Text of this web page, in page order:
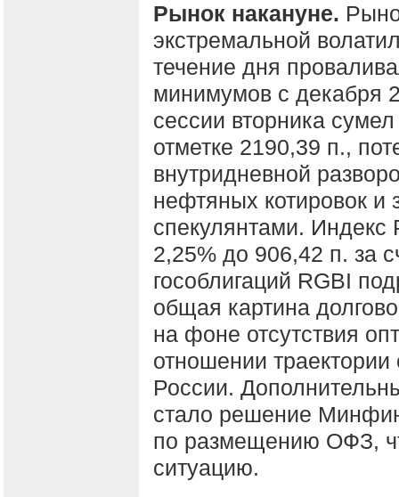
Рынок накануне.
экстремальной
течение дня
минимумов с декабря
сессии вторника
отметке 2190,39 п.,
внутридневной
нефтяных котировок и
спекулянтами.
2,25% до 906,42 п. за
гособлигаций RGBI
общая картина
на фоне отсутствия
отношении
России.
стало решение
по размещению ОФЗ,
ситуацию.